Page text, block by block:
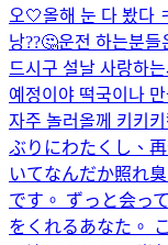
오🤍올해 눈 다 봤다
낭??🤔운전 하는분들
드시구 설날 사랑하
예정이야 떡국이나
자주 놀러올께 키키
ぶりにわたくし、
いてなんだか照れ
です。 ずっと会っ
をくれるあなた。